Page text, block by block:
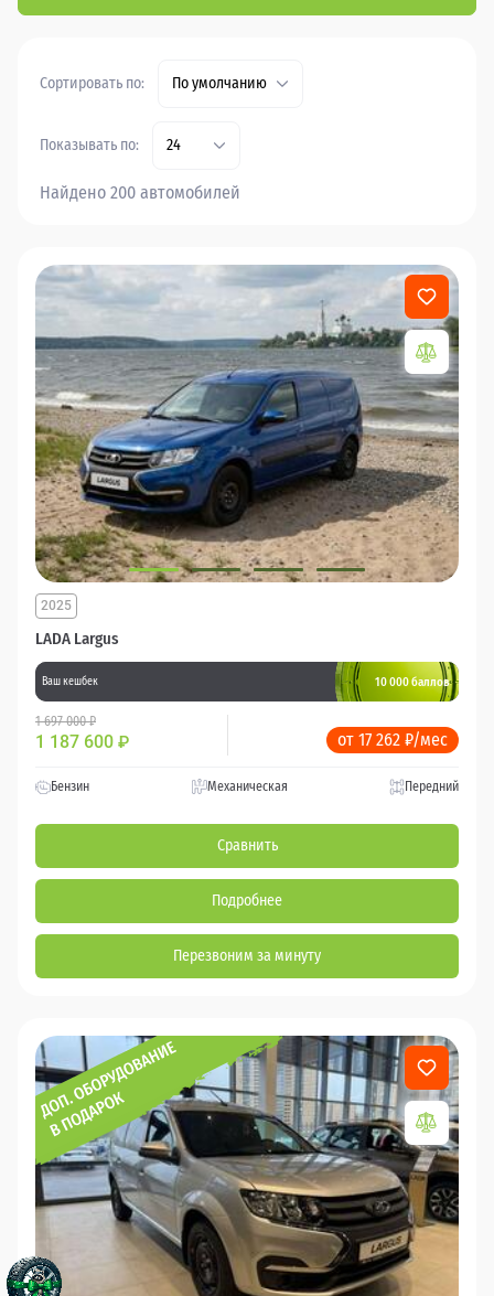
Сортировать по: По умолчанию
Показывать по: 24
Найдено 200 автомобилей
LADA Largus
2025
Ваш кешбек 10 000 баллов
1 697 000 ₽
1 187 600 ₽ от 17 262 ₽/мес
Бензин Механическая Передний
Сравнить
Подробнее
Перезвоним за минуту